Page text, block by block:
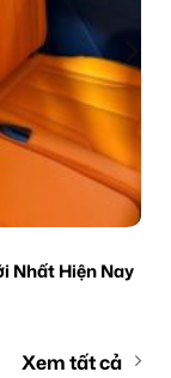
Nhất Hiện Nay
Xem tất cả